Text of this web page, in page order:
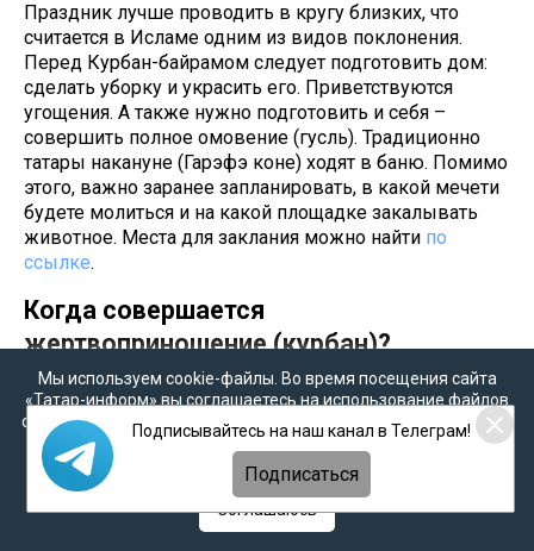
Праздник лучше проводить в кругу близких, что
считается в Исламе одним из видов поклонения.
Перед Курбан-байрамом следует подготовить дом:
сделать уборку и украсить его. Приветствуются
угощения. А также нужно подготовить и себя –
совершить полное омовение (гусль). Традиционно
татары накануне (Гарэфэ коне) ходят в баню. Помимо
этого, важно заранее запланировать, в какой мечети
будете молиться и на какой площадке закалывать
животное. Места для заклания можно найти по
ссылке.
Когда совершается
жертвоприношение (курбан)?
После совершения праздничного намаза в
специально отведенных местах начнутся обряды
жертвоприношения, которые должны завершиться в
течение 3 дней, но желательно сделать курбан в
первый праздничный день.
Мы используем cookie-файлы. Во время посещения сайта
«Татар-информ» вы соглашаетесь на использование файлов
cookie в соответствии с настоящим уведомлением, согласием
наобработку персональных данных,Политикой о
персональных данных
Политикой конфиденциальности
Соглашаюсь
Подписывайтесь на наш канал в Телеграм!
Подписаться